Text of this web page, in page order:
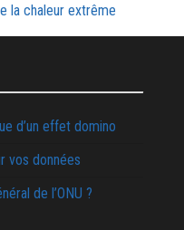
la chaleur extrême
d’un effet domino
vos données
de l’ONU ?